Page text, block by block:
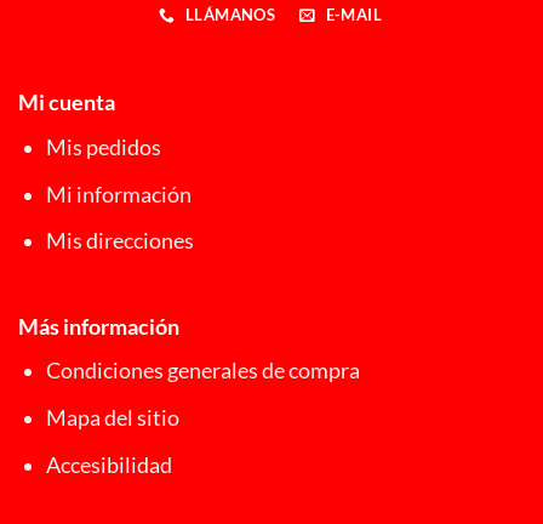
LLÁMANOS E-MAIL
Mi cuenta
Mis pedidos
Mi información
Mis direcciones
Más información
Condiciones generales de compra
Mapa del sitio
Accesibilidad